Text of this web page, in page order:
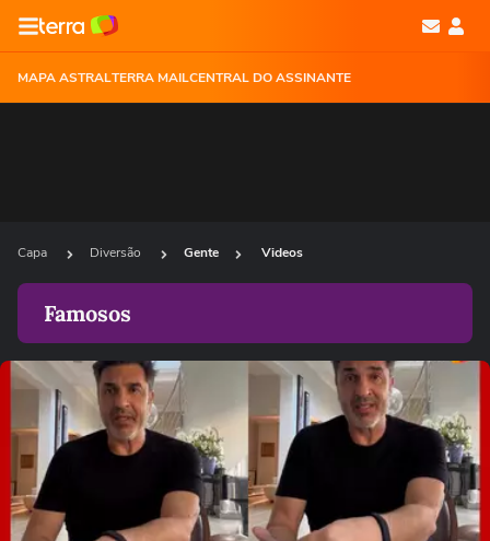
MAPA ASTRALTERRA MAILCENTRAL DO ASSINANTE
Capa Diversão Gente Videos
Famosos
Ops!
Não foi possível reproduzir o vídeo
Tentar novamente